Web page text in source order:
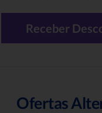
Receber
Ofertas